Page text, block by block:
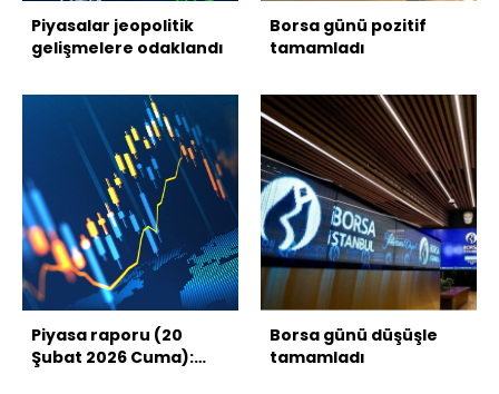
Piyasalar jeopolitik
gelişmelere odaklandı
Borsa günü pozitif
tamamladı
Piyasa raporu (20
Şubat 2026 Cuma):
Borsa günü düşüşle
tamamladı